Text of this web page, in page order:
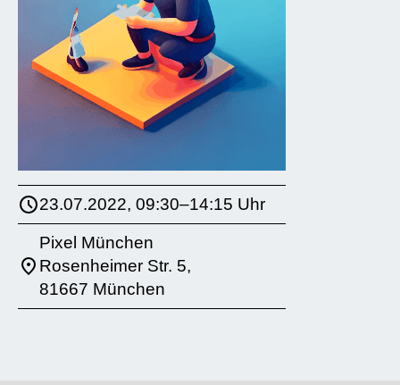
23.07.2022, 09:30–14:15 Uhr
Pixel München
Rosenheimer Str. 5,
81667 München